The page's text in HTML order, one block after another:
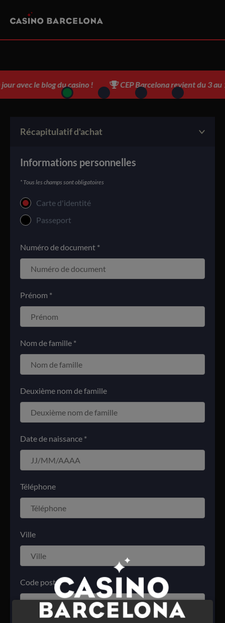
avec le blog du casino ! CEP Barcelona revient du 3 au
Récapitulatif d'achat
Informations personnelles
* Tous les champs sont obligatoires
Carte d'identité
Passeport
Numéro de document *
Prénom *
Nom de famille *
Deuxième nom de famille
Date de naissance *
Téléphone
Ville
Code postal